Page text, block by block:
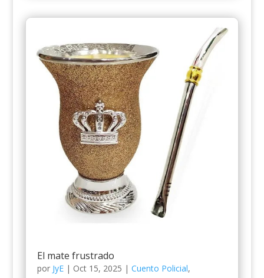
El mate frustrado
por JyE| Oct 15, 2025 | Cuento Policial,